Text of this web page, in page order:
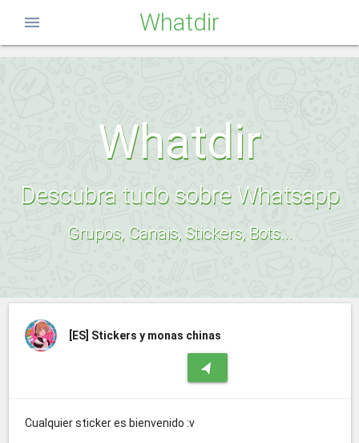
Whatdir
menu
Whatdir
Descubra tudo sobre Whatsapp
Grupos, Canais, Stickers, Bots...
[ES] Stickers y monas chinas
navigation
Cualquier sticker es bienvenido :v